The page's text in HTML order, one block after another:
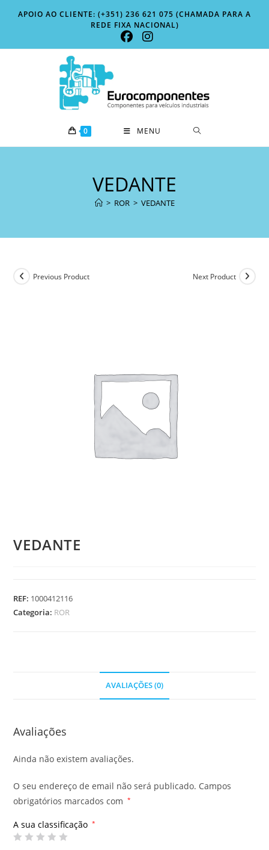
APOIO AO CLIENTE: (+351) 236 621 075 (CHAMADA PARA A
REDE FIXA NACIONAL)
0 MENU
VEDANTE
> ROR > VEDANTE
Previous Product Next Product
VEDANTE
REF: 1000412116
Categoria: ROR
AVALIAÇÕES (0)
Avaliações
Ainda não existem avaliações.
O seu endereço de email não será publicado. Campos
obrigatórios marcados com
*
A sua classificação *